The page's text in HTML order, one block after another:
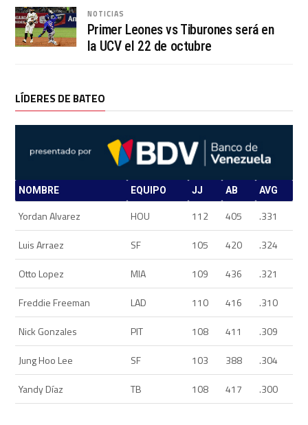
NOTICIAS
Primer Leones vs Tiburones será en
la UCV el 22 de octubre
LÍDERES DE BATEO
NOMBRE EQUIPO JJ AB AVG
Yordan Alvarez HOU 112 405
.331
Luis Arraez
SF 105 420
.324
Otto Lopez
MIA 109 436
.321
Freddie Freeman
LAD 110 416
.310
Nick Gonzales
PIT 108 411
.309
Jung Hoo Lee
SF 103 388
.304
Yandy Díaz
TB 108 417 .300